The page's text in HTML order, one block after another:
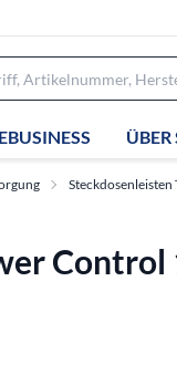
EBUSINESS
Steckdosenleisten
Control